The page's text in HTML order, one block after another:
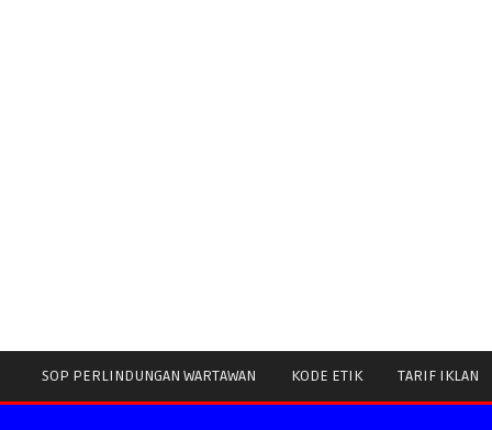
SOP PERLINDUNGAN WARTAWAN KODE ETIK TARIF IKLAN